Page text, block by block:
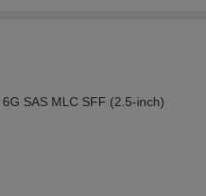
SAS MLC SFF (2.5-inch)